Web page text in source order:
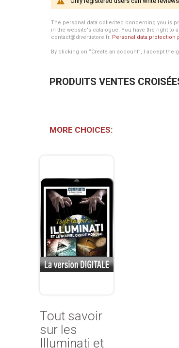
The personal data collected concerning you is
in the website's catalogue. You have the right to
contact@divertistore.fr. Personal data protection
By clicking on “Create an account”, I accept the
PRODUITS VENTES
MORE CHOICES:
Tout savoir
sur les
Illuminati et